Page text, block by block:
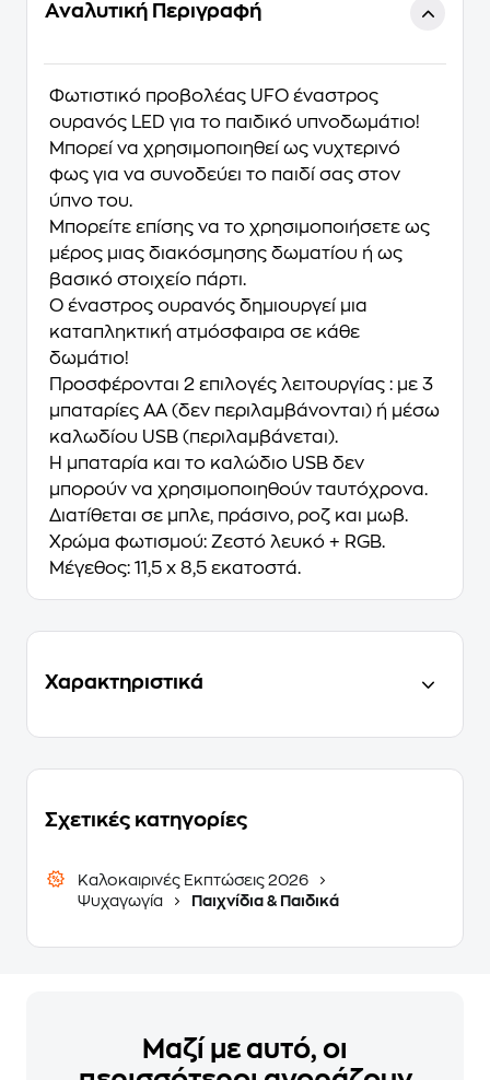
Αναλυτική Περιγραφή
Φωτιστικό προβολέας UFO έναστρος
ουρανός LED για το παιδικό υπνοδωμάτιο!
Μπορεί να χρησιμοποιηθεί ως νυχτερινό
φως για να συνοδεύει το παιδί σας στον
ύπνο του.
Μπορείτε επίσης να το χρησιμοποιήσετε ως
μέρος μιας διακόσμησης δωματίου ή ως
βασικό στοιχείο πάρτι.
Ο έναστρος ουρανός δημιουργεί μια
καταπληκτική ατμόσφαιρα σε κάθε
δωμάτιο!
Προσφέρονται 2 επιλογές λειτουργίας : με 3
μπαταρίες AA (δεν περιλαμβάνονται) ή μέσω
καλωδίου USB (περιλαμβάνεται).
Η μπαταρία και το καλώδιο USB δεν
μπορούν να χρησιμοποιηθούν ταυτόχρονα.
Διατίθεται σε μπλε, πράσινο, ροζ και μωβ.
Χρώμα φωτισμού: Ζεστό λευκό + RGB.
Μέγεθος: 11,5 x 8,5 εκατοστά.
Χαρακτηριστικά
Σχετικές κατηγορίες
Καλοκαιρινές Εκπτώσεις 2026
Ψυχαγωγία
Παιχνίδια & Παιδικά
Μαζί με αυτό, οι